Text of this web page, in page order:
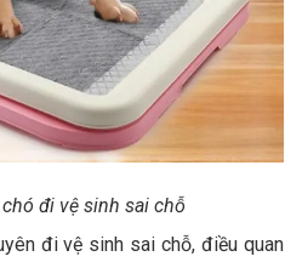
đi vệ sinh sai chỗ
đi vệ sinh sai chỗ, điều quan